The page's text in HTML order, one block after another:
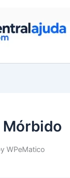
Mórbido
WPeMatico